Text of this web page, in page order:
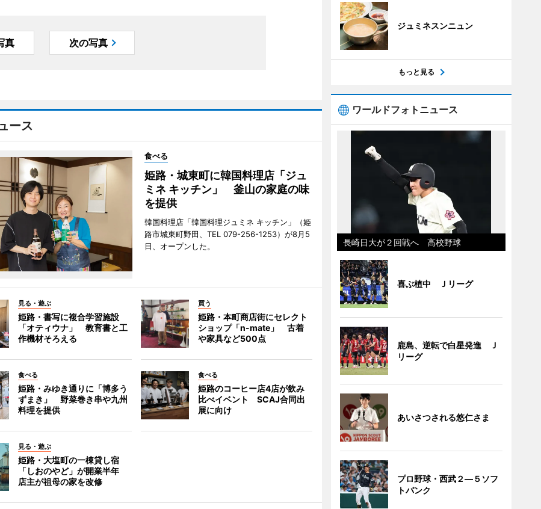
真 次の写真
ース
食べる
姫路・城東町に韓国料理店「ジュ
ミネ キッチン」 釜山の家庭の味
を提供
韓国料理店「韓国料理ジュミネ キッチン」（姫
路市城東町野田、TEL 079-256-1253）が8月5
日、オープンした。
見る・遊ぶ
姫路・書写に複合学習施設
「オティウナ」 教育書と工
作機材そろえる
買う
姫路・本町商店街にセレクト
ショップ「n-mate」 古着
や家具など500点
食べる
姫路・みゆき通りに「博多う
ずまき」 野菜巻き串や九州
料理を提供
食べる
姫路のコーヒー店4店が飲み
比べイベント SCAJ合同出
展に向け
見る・遊ぶ
姫路・大塩町の一棟貸し宿
「しおのやど」が開業半年
店主が祖母の家を改修
ジュミネスンニュン
もっと見る
ワールドフォトニュース
長崎日大が２回戦へ 高校野球
喜ぶ植中 Ｊリーグ
鹿島、逆転で白星発進 Ｊ
リーグ
あいさつされる悠仁さま
プロ野球・西武２―５ソフ
トバンク